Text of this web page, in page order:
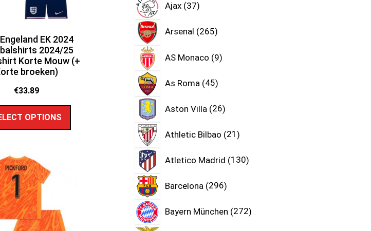
EK 2024
2024/25
Korte Mouw (+
broeken)
€33.89
OPTIONS
Ajax 37
Arsenal 265
AS Monaco 9
As Roma 45
Aston Villa 26
Athletic Bilbao 21
Atletico Madrid 130
Barcelona 296
Bayern München 272